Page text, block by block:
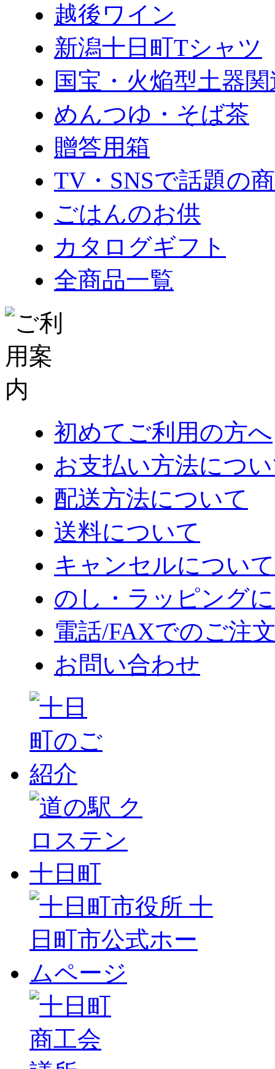
越後ワイン
新潟十日町Tシャツ
国宝・火焔型土器
めんつゆ・そば茶
贈答用箱
TV・SNSで話題の
ごはんのお供
カタログギフト
全商品一覧
初めてご利用の方へ
お支払い方法につ
配送方法について
送料について
キャンセルについて
のし・ラッピング
電話/FAXでのご注
お問い合わせ